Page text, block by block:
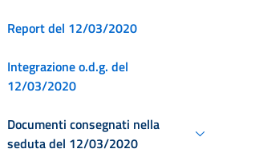
Report del 12/03/2020
Integrazione o.d.g. del
12/03/2020
Documenti consegnati nella
seduta del 12/03/2020